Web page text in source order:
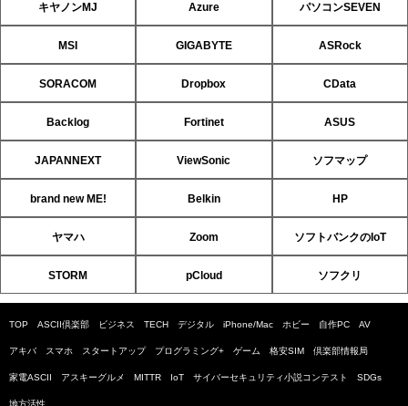
キヤノンMJ Azure パソコンSEVEN
MSI GIGABYTE ASRock
SORACOM Dropbox CData
Backlog Fortinet ASUS
JAPANNEXT ViewSonic ソフマップ
brand new ME! Belkin HP
ヤマハ Zoom ソフトバンクのIoT
STORM pCloud ソフクリ
TOP ASCII倶楽部 ビジネス TECH デジタル iPhone/Mac ホビー 自作PC AV
アキバ スマホ スタートアップ プログラミング+ ゲーム 格安SIM 倶楽部情報局
家電ASCII アスキーグルメ MITTR IoT サイバーセキュリティ小説コンテスト SDGs
地方活性